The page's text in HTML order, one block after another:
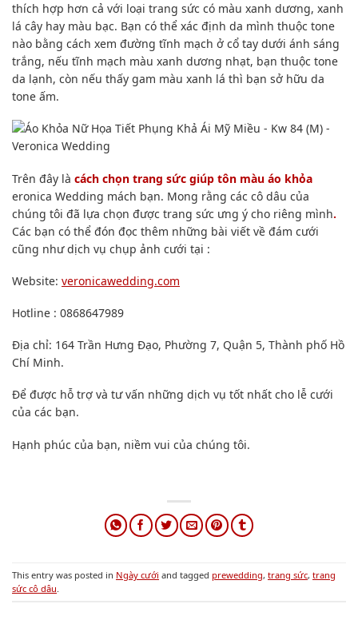
thích hợp hơn cả với loại trang sức có màu xanh dương, xanh
lá cây hay màu bạc. Bạn có thể xác định da mình thuộc tone
nào bằng cách xem đường tĩnh mạch ở cổ tay dưới ánh sáng
trắng, nếu tĩnh mạch màu xanh dương nhạt, bạn thuộc tone
da lạnh, còn nếu thấy gam màu xanh lá thì bạn sở hữu da
tone ấm.
Trên đây là cách chọn trang sức giúp tôn màu áo khỏa
eronica Wedding mách bạn. Mong rằng các cô dâu của
chúng tôi đã lựa chọn được trang sức ưng ý cho riêng mình.
Các bạn có thể đón đọc thêm những bài viết về đám cưới
cũng như dịch vụ chụp ảnh cưới tại :
Website: veronicawedding.com
Hotline : 0868647989
Địa chỉ: 164 Trần Hưng Đạo, Phường 7, Quận 5, Thành phố Hồ
Chí Minh.
Để được hỗ trợ và tư vấn những dịch vụ tốt nhất cho lễ cưới
của các bạn.
Hạnh phúc của bạn, niềm vui của chúng tôi.
This entry was posted in Ngày cưới and tagged prewedding, trang sức, trang
sức cô dâu.